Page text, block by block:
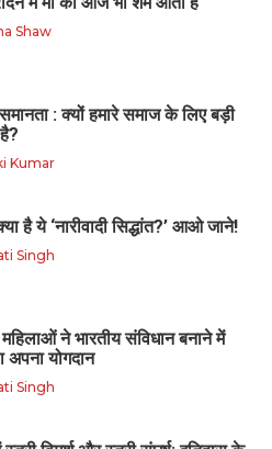
Shaw
: क्यों हमारे समाज के लिए बड़ी
Kumar
है ये ‘नारीवादी सिद्धांत?’ आओ जाने!
Singh
ने भारतीय संविधान बनाने में
अपना योगदान
Singh